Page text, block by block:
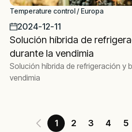
Temperature control / Europa
2024-12-11
Solución híbrida de
durante la vendimia
Solución híbrida de refrigeración y
vendimia
1 2 3 4 5